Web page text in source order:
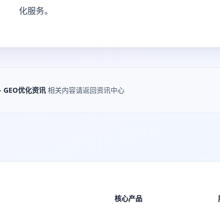
化服务。
GEO优化资讯 相关内容请返回资讯中心
核心产品